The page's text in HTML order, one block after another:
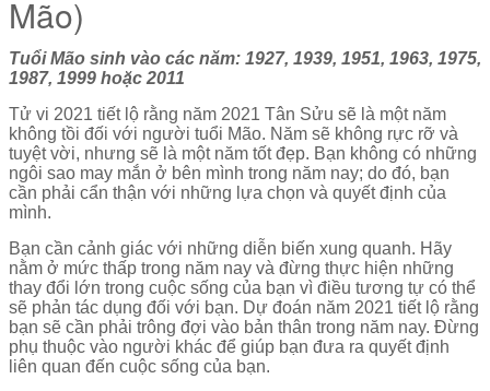
Mão)
Tuổi Mão sinh vào các năm: 1927, 1939, 1951, 1963, 1975,
1987, 1999 hoặc 2011
Tử vi 2021 tiết lộ rằng năm 2021 Tân Sửu sẽ là một năm
không tồi đối với người tuổi Mão. Năm sẽ không rực rỡ và
tuyệt vời, nhưng sẽ là một năm tốt đẹp. Bạn không có những
ngôi sao may mắn ở bên mình trong năm nay; do đó, bạn
cần phải cẩn thận với những lựa chọn và quyết định của
mình.
Bạn cần cảnh giác với những diễn biến xung quanh. Hãy
nằm ở mức thấp trong năm nay và đừng thực hiện những
thay đổi lớn trong cuộc sống của bạn vì điều tương tự có thể
sẽ phản tác dụng đối với bạn. Dự đoán năm 2021 tiết lộ rằng
bạn sẽ cần phải trông đợi vào bản thân trong năm nay. Đừng
phụ thuộc vào người khác để giúp bạn đưa ra quyết định
liên quan đến cuộc sống của bạn.